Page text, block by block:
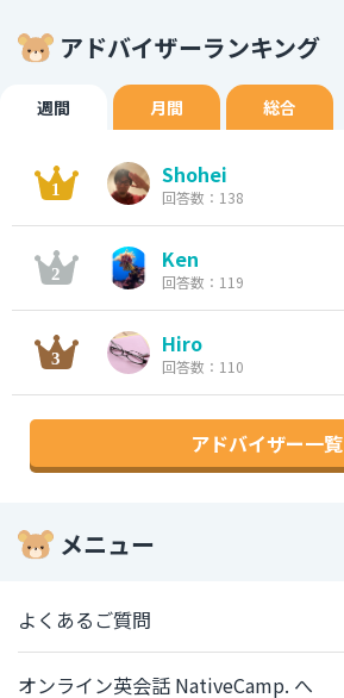
アドバイザーランキング
週間 月間 総合
Shohei
回答数：138
Ken
回答数：119
Hiro
回答数：110
アドバイザー一覧
メニュー
よくあるご質問
オンライン英会話 NativeCamp. へ